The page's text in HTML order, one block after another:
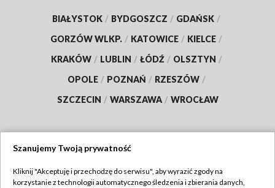
BIAŁYSTOK / BYDGOSZCZ / GDAŃSK /
GORZÓW WLKP. / KATOWICE / KIELCE /
KRAKÓW / LUBLIN / ŁÓDŹ / OLSZTYN /
OPOLE / POZNAŃ / RZESZÓW /
SZCZECIN / WARSZAWA / WROCŁAW
TVP
Szanujemy Twoją prywatność
Kliknij "Akceptuję i przechodzę do serwisu", aby wyrazić zgody na
korzystanie z technologii automatycznego śledzenia i zbierania danych,